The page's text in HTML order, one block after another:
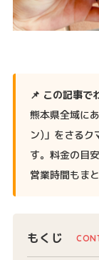
📌 この記事で
熊本県全域に
ン)」をさるク
す。料金の目
営業時間もま
もくじ